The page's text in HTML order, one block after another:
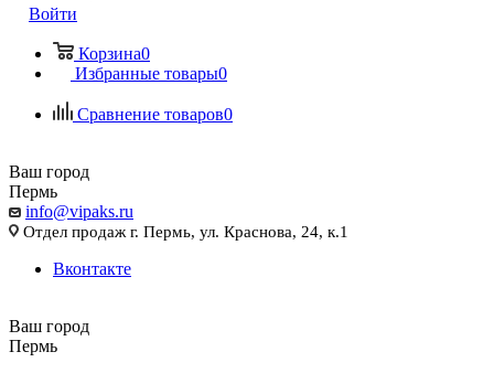
Войти
Корзина0
Избранные товары0
Сравнение товаров0
Ваш город
Пермь
info@vipaks.ru
Отдел продаж г. Пермь, ул. Краснова, 24, к.1
Вконтакте
Ваш город
Пермь